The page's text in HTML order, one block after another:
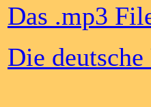
Das .mp3
Die